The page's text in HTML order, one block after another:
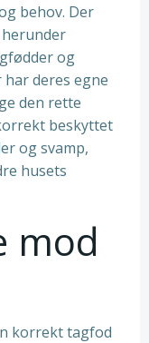
behov. Der
og
deres egne
den rette
beskyttet
og svamp,
husets
mod
korrekt tagfod